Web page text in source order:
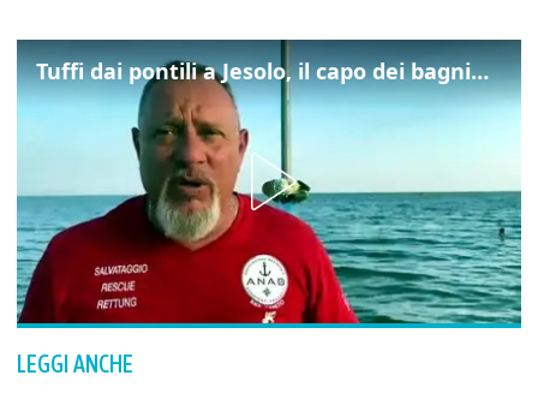
Tuffi dai pontili a Jesolo, il capo dei bagnini: "L'impegno di tutti per evitare altre tragedie"
LEGGI ANCHE